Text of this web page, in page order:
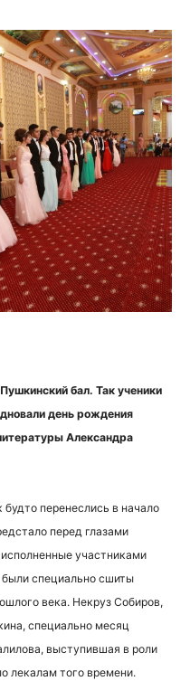
бал. Так ученики
день рождения
Александра
будто перенеслись в начало
перед глазами
участниками
специально сшиты
века. Некруз Собиров,
специально месяц
выступившая в роли
лекалам того времени.